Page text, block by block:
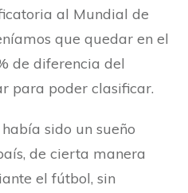
al Mundial de
que quedar en el
de diferencia del
para poder clasificar.
sido un sueño
de cierta manera
el fútbol, sin